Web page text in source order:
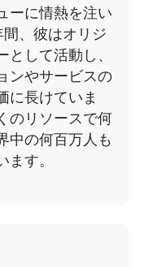
ーに情熱を注い
、彼はオリジ
して活動し、
ンやサービスの
に長けていま
のリソースで何
中の何百万人も
す。